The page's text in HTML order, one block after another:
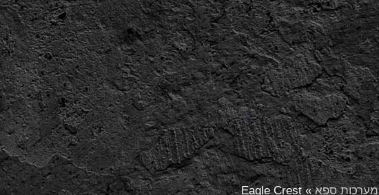
מערכות ספא»
Eagle Crest